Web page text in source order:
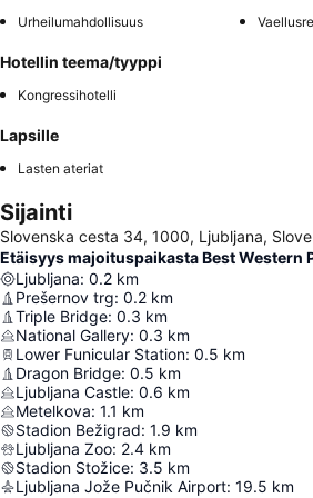
Urheilumahdollisuus
Hotellin teema/tyyppi
Kongressihotelli
Lapsille
Lasten ateriat
Sijainti
Slovenska cesta 34, 1000, Ljubljana,
Etäisyys majoituspaikasta Best Western
Ljubljana: 0.2 km
Prešernov trg: 0.2 km
Triple Bridge: 0.3 km
National Gallery: 0.3 km
Lower Funicular Station: 0.5 km
Dragon Bridge: 0.5 km
Ljubljana Castle: 0.6 km
Metelkova: 1.1 km
Stadion Bežigrad: 1.9 km
Ljubljana Zoo: 2.4 km
Stadion Stožice: 3.5 km
Ljubljana Jože Pučnik Airport: 19.5 km